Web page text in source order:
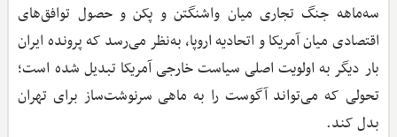
سه‌ماهه جنگ تجاری میان واشنگتن و پکن و حصول توافق‌های
اقتصادی میان آمریکا و اتحادیه اروپا، به‌نظر می‌رسد که پرونده ایران
بار دیگر به اولویت اصلی سیاست خارجی آمریکا تبدیل شده است؛
تحولی که می‌تواند آگوست را به ماهی سرنوشت‌ساز برای تهران
بدل کند.